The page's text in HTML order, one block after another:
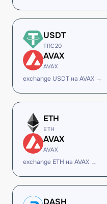
USDT
TRC20
AVAX
AVAX
exchange USDT на AVAX →
ETH
ETH
AVAX
AVAX
exchange ETH на AVAX →
DASH